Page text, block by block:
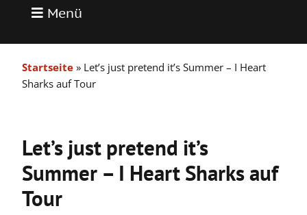
Menü
Startseite » Let’s just pretend it’s Summer – I Heart
Sharks auf Tour
Let’s just pretend it’s
Summer – I Heart Sharks auf
Tour